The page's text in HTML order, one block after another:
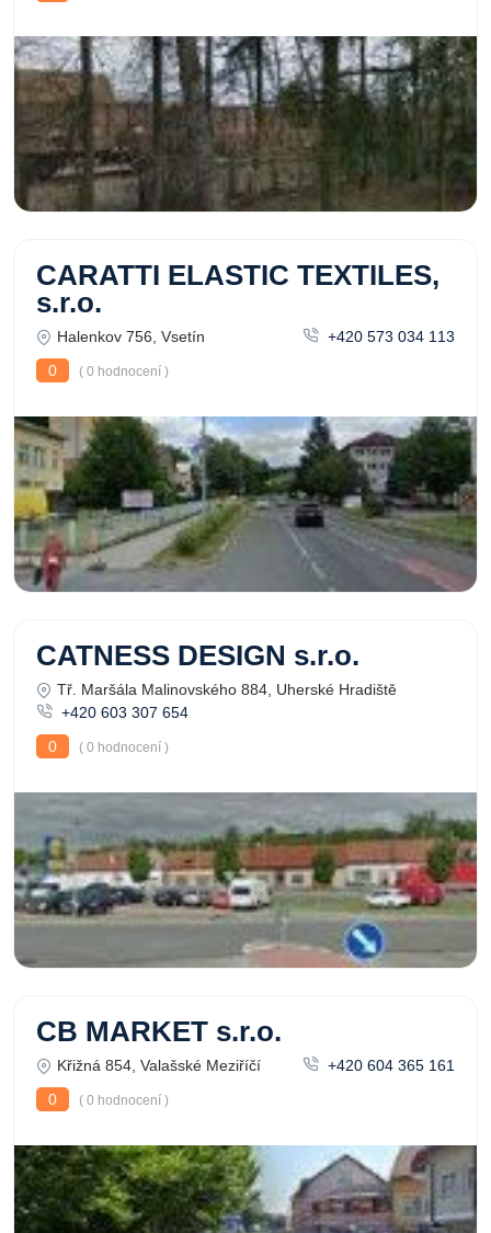
CARATTI ELASTIC TEXTILES,
s.r.o.
Halenkov 756, Vsetín
+420 573 034 113
0
( 0 hodnocení )
CATNESS DESIGN s.r.o.
Tř. Maršála Malinovského 884, Uherské Hradiště
+420 603 307 654
0
( 0 hodnocení )
CB MARKET s.r.o.
Křižná 854, Valašské Meziříčí
+420 604 365 161
0
( 0 hodnocení )